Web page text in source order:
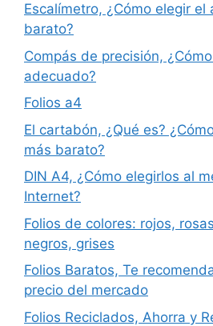
Escalímetro, ¿Cómo elegir el
barato?
Compás de precisión,
adecuado?
Folios a4
El cartabón, ¿Qué es?
más barato?
DIN A4, ¿Cómo elegirlos al
Internet?
Folios de colores: rojos,
negros, grises
Folios Baratos, Te
precio del mercado
Folios Reciclados, Ahorra y